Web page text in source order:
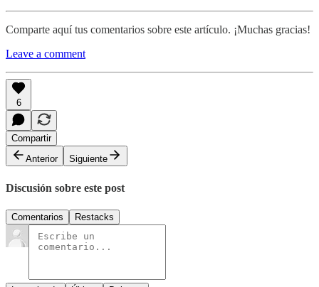
Comparte aquí tus comentarios sobre este artículo. ¡Muchas gracias!
Leave a comment
6
Compartir
Anterior
Siguiente
Discusión sobre este post
Comentarios Restacks